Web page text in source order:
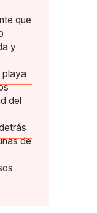
que
y
playa
del
de